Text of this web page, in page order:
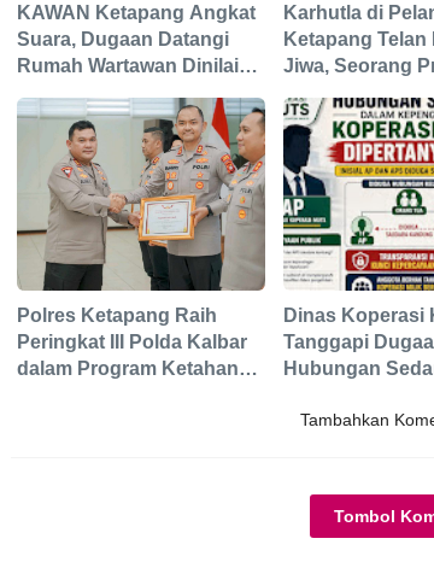
KAWAN Ketapang Angkat
Suara, Dugaan Datangi
Rumah Wartawan Dinilai
PERS
Karhutla di
Ketapang Telan
Jiwa, Seorang
Polres Ketapang Raih
Peringkat III Polda Kalbar
dalam Program Ketahanan
Dinas Koperasi
Tanggapi
Hubungan
Tambahkan
Tombol